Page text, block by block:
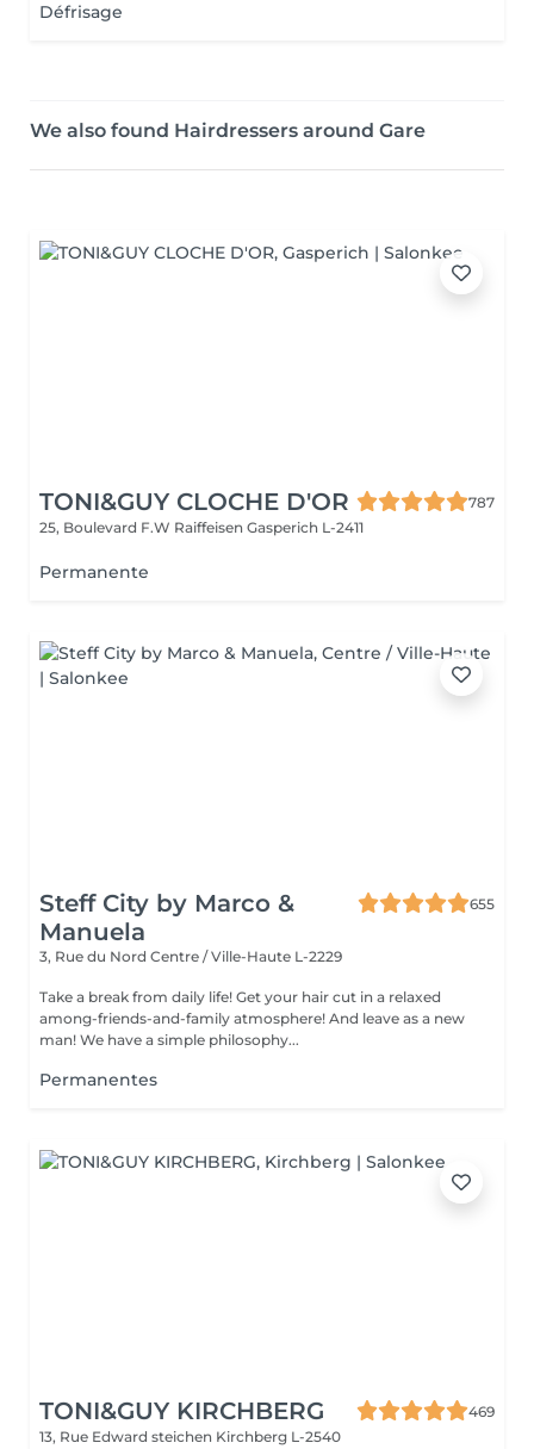
Défrisage
We also found Hairdressers around Gare
TONI&GUY CLOCHE D'OR
787
25, Boulevard F.W Raiffeisen Gasperich L-2411
Permanente
Steff City by Marco &
Manuela
655
3, Rue du Nord Centre / Ville-Haute L-2229
Take a break from daily life! Get your hair cut in a relaxed
among-friends-and-family atmosphere! And leave as a new
man! We have a simple philosophy...
Permanentes
TONI&GUY KIRCHBERG
469
13, Rue Edward steichen Kirchberg L-2540